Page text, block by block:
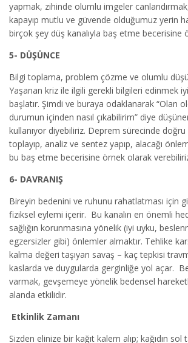
yapmak, zihinde olumlu imgeler
kapayıp mutlu ve güvende olduğumuz yerin
birçok şey düş kanalıyla baş etme becerisine
5- DÜŞÜNCE
Bilgi toplama, problem çözme ve olumlu
Yaşanan kriz ile ilgili gerekli bilgileri edinmek
başlatır. Şimdi ve buraya odaklanarak “Olan
durumun içinden nasıl çıkabilirim” diye
kullanıyor diyebiliriz. Deprem sürecinde
toplayıp, analiz ve sentez yapıp, alacağı
bu baş etme becerisine örnek olarak
6- DAVRANIŞ
Bireyin bedenini ve ruhunu rahatlatması için
fiziksel eylemi içerir. Bu kanalın en önemli
sağlığın korunmasına yönelik (iyi uyku,
egzersizler gibi) önlemler almaktır. Tehlike
kalma değeri taşıyan savaş – kaç tepkisi
kaslarda ve duygularda gerginliğe yol açar.
varmak, gevşemeye yönelik bedensel
alanda etkilidir.
Etkinlik Zamanı
Sizden elinize bir kağıt kalem alıp; kağıdın sol